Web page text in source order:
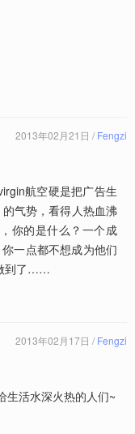
2013年02月21日 / Fengzi
航空硬是把广告生
气势，看得人热血沸
你的是什么？一个成
一点都不想成为他们
到了……
2013年02月17日 / Fengzi
生活水深火热的人们~